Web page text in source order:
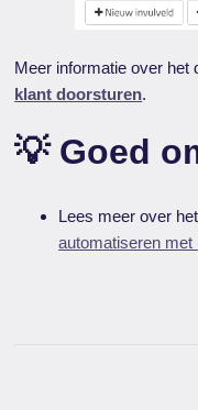
Meer informatie over het
klant doorsturen.
💡 Goed
Lees meer over
automatiseren met